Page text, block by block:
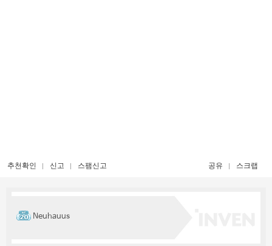
추천확인 신고 스팸신고 공유 스크랩
Neuhauus